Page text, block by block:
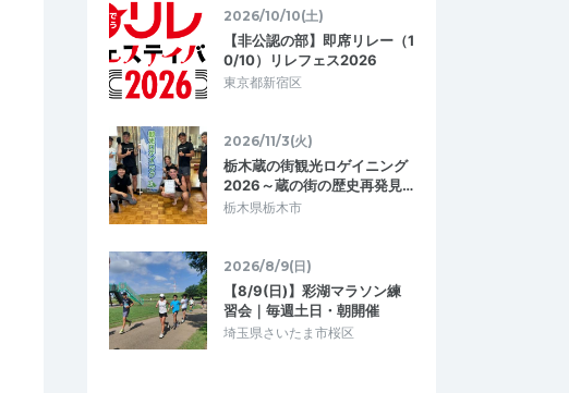
2026/10/10(土)
【非公認の部】即席リレー（1
0/10）リレフェス2026
東京都新宿区
2026/11/3(火)
栃木蔵の街観光ロゲイニング
2026～蔵の街の歴史再発見…
栃木県栃木市
2026/8/9(日)
【8/9(日)】彩湖マラソン練
習会｜毎週土日・朝開催
埼玉県さいたま市桜区